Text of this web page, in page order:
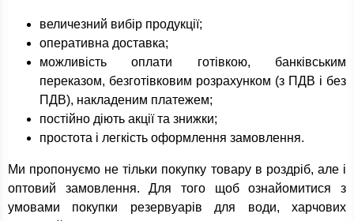
величезний вибір продукції;
оперативна доставка;
можливість оплати готівкою, банківським
переказом, безготівковим розрахунком (з ПДВ і без
ПДВ), накладеним платежем;
постійно діють акції та знижки;
простота і легкість оформлення замовлення.
Ми пропонуємо не тільки покупку товару в роздріб, але і
оптовий замовлення. Для того щоб ознайомитися з
умовами покупки резервуарів для води, харчових